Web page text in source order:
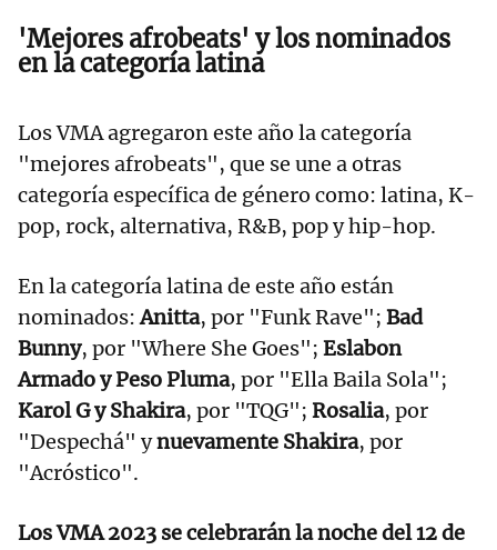
'Mejores afrobeats' y los nominados
en la categoría latina
Los VMA agregaron este año la categoría
"mejores afrobeats", que se une a otras
categoría específica de género como: latina, K-
pop, rock, alternativa, R&B, pop y hip-hop.
En la categoría latina de este año están
nominados:Anitta, por "Funk Rave"; Bad
Bunny, por "Where She Goes"; Eslabon
Armado y Peso Pluma, por "Ella Baila Sola";
Karol G y Shakira, por "TQG"; Rosalia, por
"Despechá" ynuevamente Shakira, por
"Acróstico".
Los VMA 2023 se celebrarán la noche del 12 de